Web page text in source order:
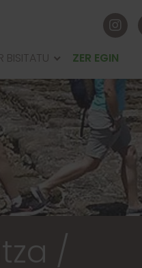
BISITATU
JAUREGIA
ZER EGIN
/